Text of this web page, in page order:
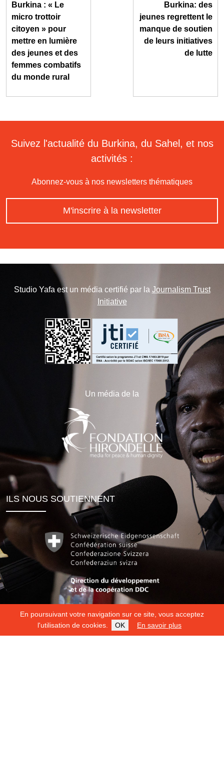
En poursuivant votre navigation sur ce site, vous acceptez
l'utilisation de cookies.
OK En savoir plus
Burkina : « Le
micro trottoir
citoyen » pour
mettre en lumière
des jeunes et des
femmes combatifs
du monde rural
Burkina: des
jeunes regrettent le
manque de soutien
de leurs initiatives
de lutte
Suivez l'actualité du Burkina, du Sahel, et nos
activités :
Abonnez-vous à nos newsletters thématiques
M'inscrire à la newsletter
Studio Yafa est un média certifié par la Journalism Trust
Initiative
Un média de la
ILS NOUS SOUTIENNENT